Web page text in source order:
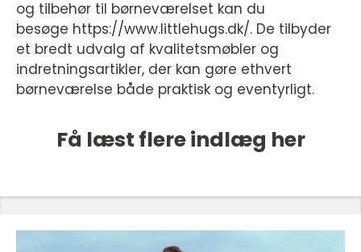
og tilbehør til børneværelset kan du
besøge https://www.littlehugs.dk/. De tilbyder
et bredt udvalg af kvalitetsmøbler og
indretningsartikler, der kan gøre ethvert
børneværelse både praktisk og eventyrligt.
Få læst flere indlæg her